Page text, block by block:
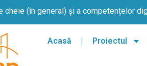
cheie (în general) și a competențelor
Acasă Proiectul